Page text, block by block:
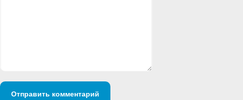
Отправить комментарий